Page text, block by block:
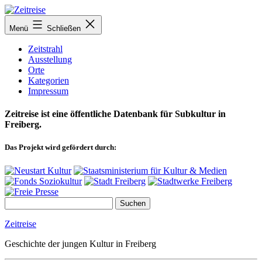
Zum
Inhalt
springen
Menü Schließen
Zeitstrahl
Ausstellung
Orte
Kategorien
Impressum
Zeitreise ist eine öffentliche Datenbank für Subkultur in
Freiberg.
Das Projekt wird gefördert durch:
Zeitreise
Geschichte der jungen Kultur in Freiberg